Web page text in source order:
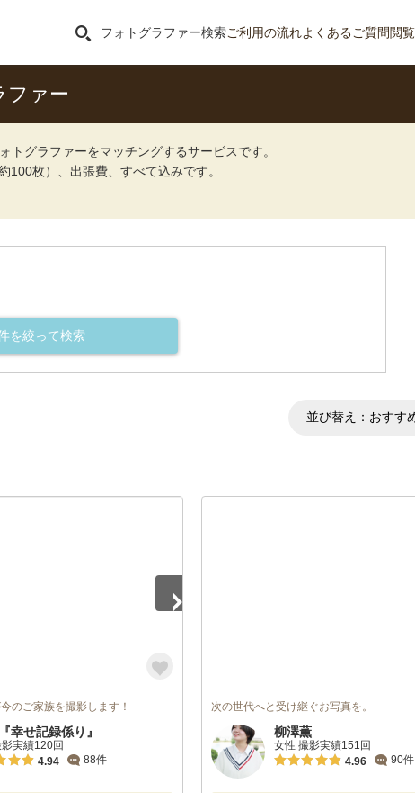
フォトグラファー検索ご利用の流れよくあるご質問閲
ファー
グラファーをマッチングするサービスです。
枚）、出張費、すべて込みです。
を絞って検索
並び替え： おすす
のご家族を撮影します！
幸せ記録係り』
実績120回
4.94
88件
次の世代へと受け継ぐお写真を。
柳澤薫
女性 撮影実績151回
4.96
90件